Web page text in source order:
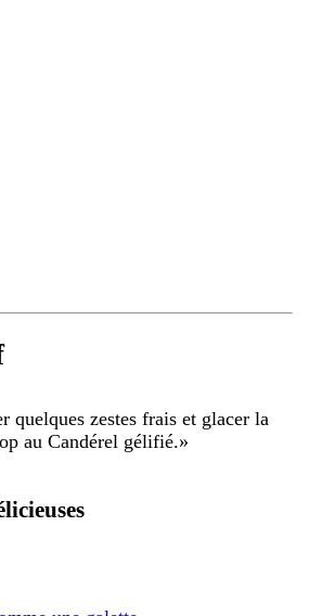
quelques zestes frais et glacer la
au Candérel gélifié.»